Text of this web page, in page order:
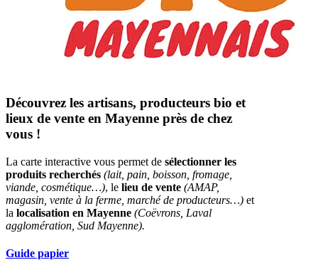
Découvrez les artisans, producteurs bio et
lieux de vente en Mayenne près de chez
vous !
La carte interactive vous permet de sélectionner les
produits recherchés (lait, pain, boisson, fromage,
viande, cosmétique…), le lieu de vente (AMAP,
magasin, vente à la ferme, marché de producteurs…) et
la localisation en Mayenne (Coëvrons, Laval
agglomération, Sud Mayenne).
Guide papier